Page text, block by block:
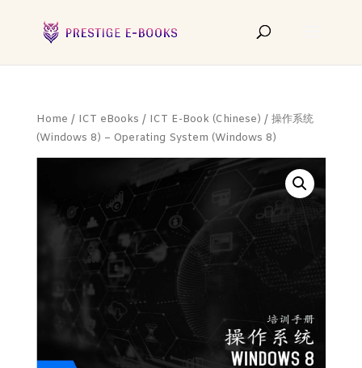
Home / ICT eBooks / ICT E-Book (Chinese) / 操作系统
(Windows 8) – Operating System (Windows 8)